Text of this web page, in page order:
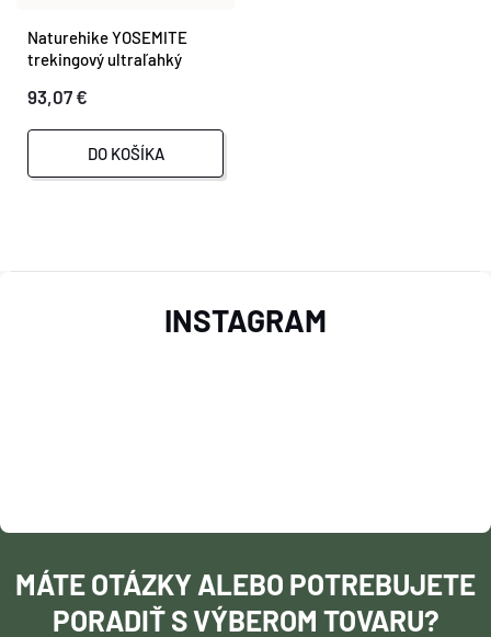
Naturehike YOSEMITE
trekingový ultraľahký
93,07 €
DO KOŠÍKA
E
T
MÁTE OTÁZKY ALEBO POTREBUJETE
PORADIŤ S VÝBEROM TOVARU?
INSTAGRAM